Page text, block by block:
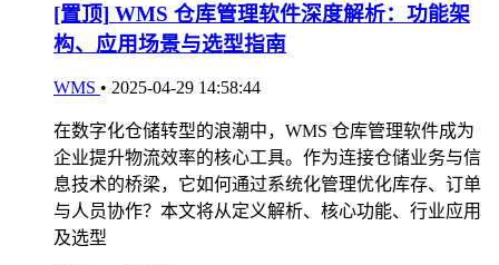
[置顶] WMS 仓库管理软件深度解析：功能架
构、应用场景与选型指南
WMS • 2025-04-29 14:58:44
在数字化仓储转型的浪潮中，WMS 仓库管理软件成为
企业提升物流效率的核心工具。作为连接仓储业务与信
息技术的桥梁，它如何通过系统化管理优化库存、订单
与人员协作？本文将从定义解析、核心功能、行业应用
及选型